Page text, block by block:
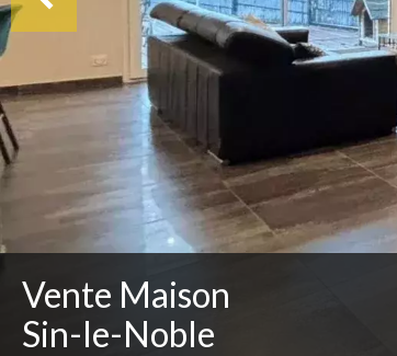
Vente Maison
Sin-le-Noble